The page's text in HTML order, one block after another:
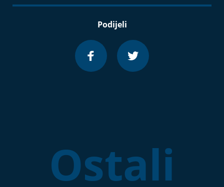
Podijeli
Ostali